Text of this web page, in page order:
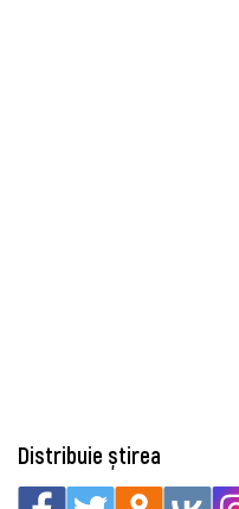
Distribuie știrea